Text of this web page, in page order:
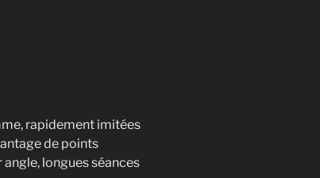
rapidement imitées
de points
angle, longues séances